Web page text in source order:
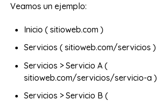
Veamos un ejemplo:
Inicio ( sitioweb.com )
Servicios ( sitioweb.com/servicios )
Servicios > Servicio A (
sitioweb.com/servicios/servicio-a )
Servicios > Servicio B (